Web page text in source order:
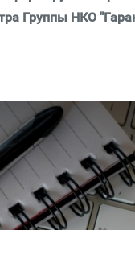
Группы НКО